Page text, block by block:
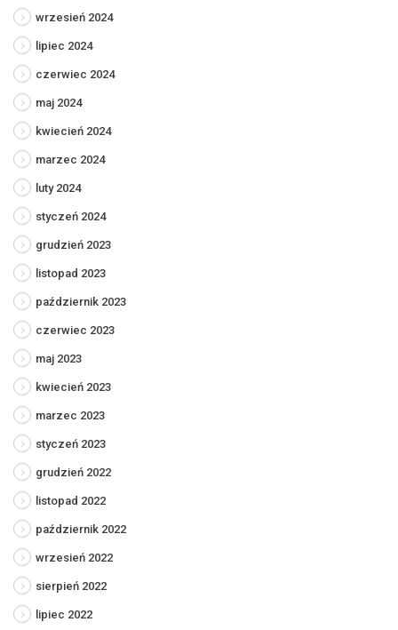
wrzesień 2024
lipiec 2024
czerwiec 2024
maj 2024
kwiecień 2024
marzec 2024
luty 2024
styczeń 2024
grudzień 2023
listopad 2023
październik 2023
czerwiec 2023
maj 2023
kwiecień 2023
marzec 2023
styczeń 2023
grudzień 2022
listopad 2022
październik 2022
wrzesień 2022
sierpień 2022
lipiec 2022